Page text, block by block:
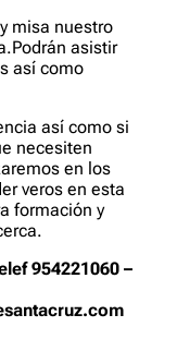
misa nuestro
asistir
así como
así como si
necesiten
en los
veros en esta
formación y
954221060 –